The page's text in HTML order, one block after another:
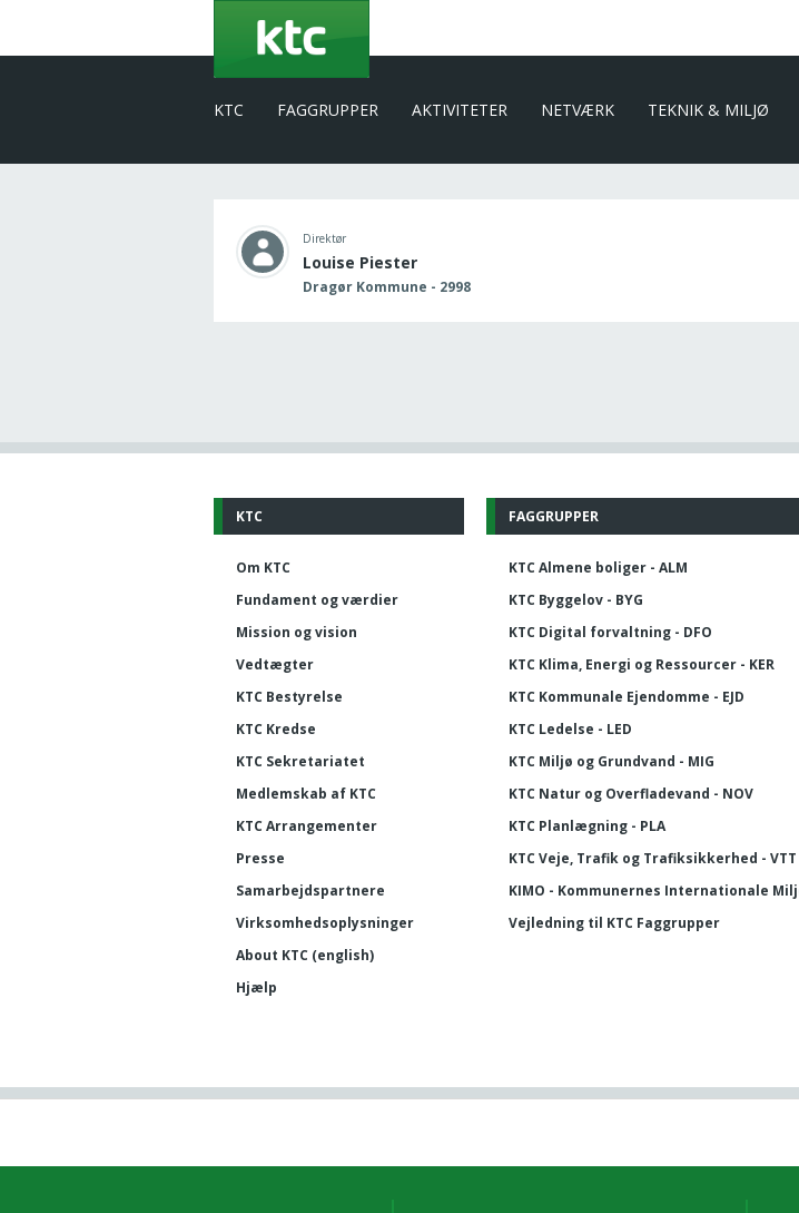
KTC FAGGRUPPER AKTIVITETER NETVÆRK TEKNIK & MILJØ
Direktør
Louise Piester
Dragør Kommune - 2998
KTC
Om KTC
Fundament og værdier
Mission og vision
Vedtægter
KTC Bestyrelse
KTC Kredse
KTC Sekretariatet
Medlemskab af KTC
KTC Arrangementer
Presse
Samarbejdspartnere
Virksomhedsoplysninger
About KTC (english)
Hjælp
FAGGRUPPER
KTC Almene boliger - ALM
KTC Byggelov - BYG
KTC Digital forvaltning - DFO
KTC Klima, Energi og Ressourcer - KER
KTC Kommunale Ejendomme - EJD
KTC Ledelse - LED
KTC Miljø og Grundvand - MIG
KTC Natur og Overfladevand - NOV
KTC Planlægning - PLA
KTC Veje, Trafik og Trafiksikkerhed - VTT
KIMO - Kommunernes Internationale
Vejledning til KTC Faggrupper